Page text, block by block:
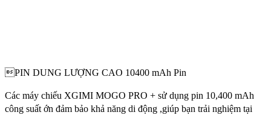
PIN DUNG LƯỢNG CAO 10400 mAh Pin
Các máy chiếu XGIMI MOGO PRO + sử dụng pin 10,400 mAh
công suất ớn đảm bảo khả năng di động ,giúp bạn trải nghiệm tại